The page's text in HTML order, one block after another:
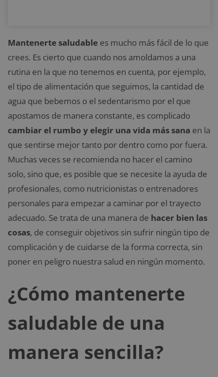
Mantenerte saludable es mucho más fácil de lo que
crees. Es cierto que cuando nos amoldamos a una
rutina en la que no tenemos en cuenta, por ejemplo,
el tipo de alimentación que seguimos, la cantidad de
agua que bebemos o el sedentarismo por el que
apostamos de manera constante, es complicado
cambiar el rumbo y elegir una vida más sana en la
que sentirse mejor tanto por dentro como por fuera.
Muchas veces se recomienda no hacer el camino
solo, sino que, es posible que se necesite la ayuda de
profesionales, como nutricionistas o entrenadores
personales para empezar a caminar por el trayecto
adecuado. Se trata de una manera de hacer bien las
cosas, de conseguir objetivos sin sufrir ningún tipo de
complicación y de cuidarse de la forma correcta, sin
poner en peligro nuestra salud en ningún momento.
¿Cómo mantenerte
saludable de una
manera sencilla?